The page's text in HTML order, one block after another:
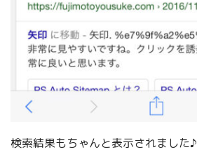
検索結果もちゃんと表示されました♪